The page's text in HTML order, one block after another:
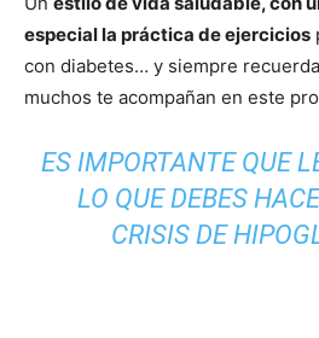
especial la práctica de ejercicios
con diabetes… y siempre
muchos te acompañan en este
ES IMPORTANTE QUE
LO QUE DEBES
CRISIS DE